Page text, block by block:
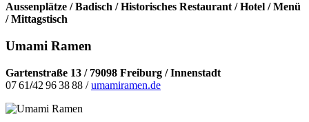
Aussenplätze / Badisch / Historisches Restaurant / Hotel / Menü
/ Mittagstisch
Umami Ramen
Gartenstraße 13 / 79098 Freiburg / Innenstadt
07 61/42 96 38 88 /umamiramen.de